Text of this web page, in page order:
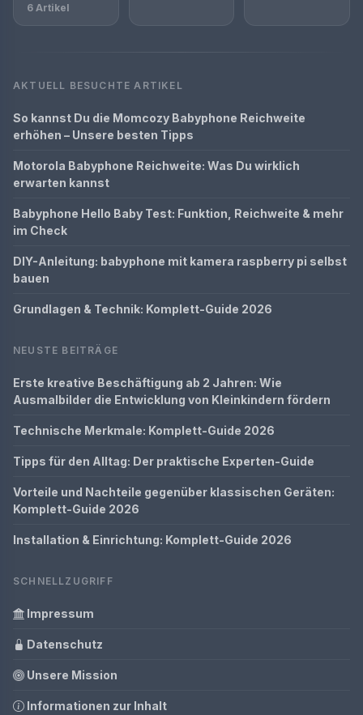
6 Artikel
AKTUELL BESUCHTE ARTIKEL
So kannst Du die Momcozy Babyphone Reichweite
erhöhen – Unsere besten Tipps
Motorola Babyphone Reichweite: Was Du wirklich
erwarten kannst
Babyphone Hello Baby Test: Funktion, Reichweite & mehr
im Check
DIY-Anleitung: babyphone mit kamera raspberry pi selbst
bauen
Grundlagen & Technik: Komplett-Guide 2026
NEUSTE BEITRÄGE
Erste kreative Beschäftigung ab 2 Jahren: Wie
Ausmalbilder die Entwicklung von Kleinkindern fördern
Technische Merkmale: Komplett-Guide 2026
Tipps für den Alltag: Der praktische Experten-Guide
Vorteile und Nachteile gegenüber klassischen Geräten:
Komplett-Guide 2026
Installation & Einrichtung: Komplett-Guide 2026
SCHNELLZUGRIFF
Impressum
Datenschutz
Unsere Mission
Informationen zur Inhalt